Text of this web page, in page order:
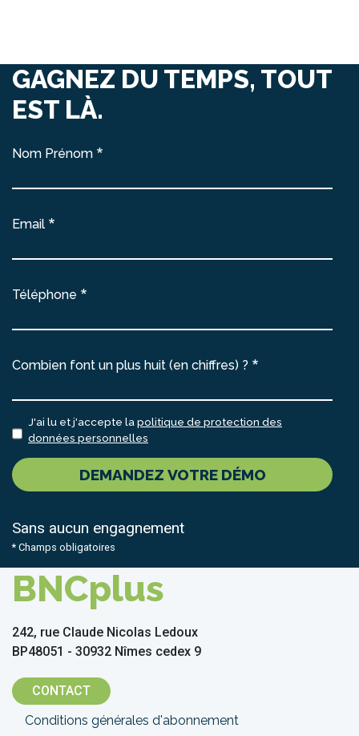
GAGNEZ DU TEMPS, TOUT
EST LÀ.
Nom Prénom
Email
Téléphone
Combien font un plus huit (en chiffres) ?
J'ai lu et j'accepte la politique de protection des
données personnelles
DEMANDEZ VOTRE DÉMO
Sans aucun engagnement
* Champs obligatoires
BNCplus
242, rue Claude Nicolas Ledoux
BP48051 - 30932 Nîmes cedex 9
CONTACT
Menu
Conditions générales d'abonnement